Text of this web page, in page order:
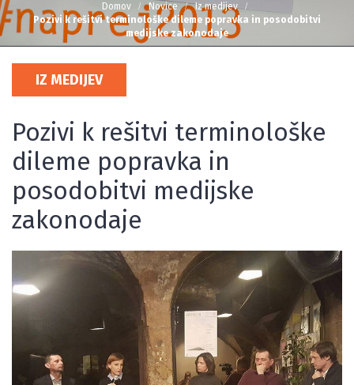
Domov Novice
Iz medijev
Pozivi k rešitvi terminološke dileme popravka in posodobitvi
medijske zakonodaje
IZ MEDIJEV
Pozivi k rešitvi terminološke
dileme popravka in
posodobitvi medijske
zakonodaje